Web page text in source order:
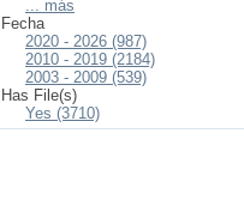
... más
Fecha
2020 - 2026 (987)
2010 - 2019 (2184)
2003 - 2009 (539)
Has File(s)
Yes (3710)